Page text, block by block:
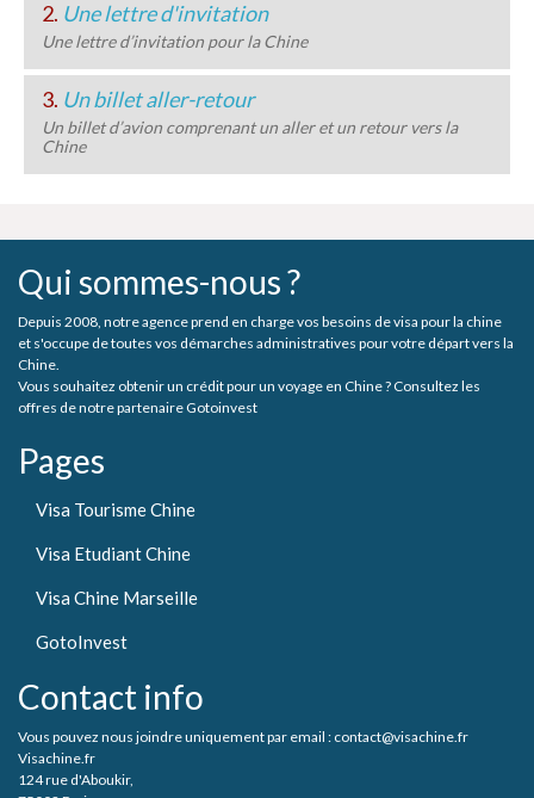
2. Une lettre d'invitation
Une lettre d’invitation pour la Chine
3. Un billet aller-retour
Un billet d’avion comprenant un aller et un retour vers la
Chine
Qui sommes-nous ?
Depuis 2008, notre agence prend en charge vos besoins de visa pour la chine
et s'occupe de toutes vos démarches administratives pour votre départ vers la
Chine.
Vous souhaitez obtenir un crédit pour un voyage en Chine ? Consultez les
offres de notre partenaire Gotoinvest
Pages
Visa Tourisme Chine
Visa Etudiant Chine
Visa Chine Marseille
GotoInvest
Contact info
Vous pouvez nous joindre uniquement par email : contact@visachine.fr
Visachine.fr
124 rue d'Aboukir,